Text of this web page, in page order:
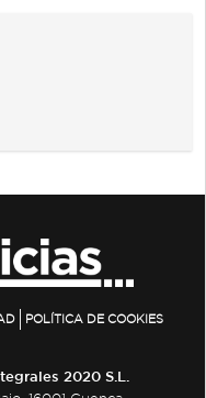
POLÍTICA DE COOKIES
2020 S.L.